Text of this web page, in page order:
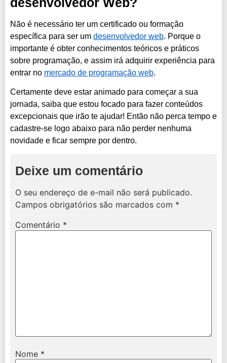
Não é necessário ter um certificado ou formação
específica para ser um desenvolvedor web. Porque o
importante é obter conhecimentos teóricos e práticos
sobre programação, e assim irá adquirir experiência para
entrar no mercado de programação web.
Certamente deve estar animado para começar a sua
jornada, saiba que estou focado para fazer conteúdos
excepcionais que irão te ajudar! Então não perca tempo e
cadastre-se logo abaixo para não perder nenhuma
novidade e ficar sempre por dentro.
Deixe um comentário
O seu endereço de e-mail não será publicado.
Campos obrigatórios são marcados com *
Comentário *
Nome *